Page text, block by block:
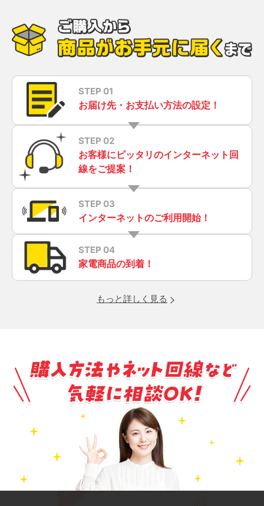
STEP 01
お届け先・お支払い方法の設定！
STEP 02
お客様にピッタリのインターネット回
線をご提案！
STEP 03
インターネットのご利用開始！
STEP 04
家電商品の到着！
もっと詳しく見る